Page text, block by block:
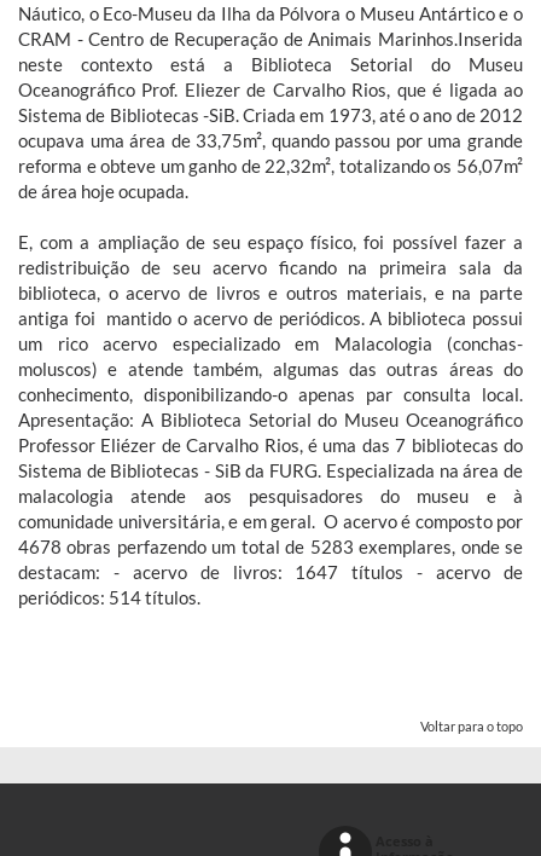
Náutico, o Eco-Museu da Ilha da Pólvora o Museu Antártico e o
CRAM - Centro de Recuperação de Animais Marinhos.Inserida
neste contexto está a Biblioteca Setorial do Museu
Oceanográfico Prof. Eliezer de Carvalho Rios, que é ligada ao
Sistema de Bibliotecas -SiB. Criada em 1973, até o ano de 2012
ocupava uma área de 33,75m², quando passou por uma grande
reforma e obteve um ganho de 22,32m², totalizando os 56,07m²
de área hoje ocupada.
E, com a ampliação de seu espaço físico, foi possível fazer a
redistribuição de seu acervo ficando na primeira sala da
biblioteca, o acervo de livros e outros materiais, e na parte
antiga foi mantido o acervo de periódicos. A biblioteca possui
um rico acervo especializado em Malacologia (conchas-
moluscos) e atende também, algumas das outras áreas do
conhecimento, disponibilizando-o apenas par consulta local.
Apresentação: A Biblioteca Setorial do Museu Oceanográfico
Professor Eliézer de Carvalho Rios, é uma das 7 bibliotecas do
Sistema de Bibliotecas - SiB da FURG. Especializada na área de
malacologia atende aos pesquisadores do museu e à
comunidade universitária, e em geral. O acervo é composto por
4678 obras perfazendo um total de 5283 exemplares, onde se
destacam: - acervo de livros: 1647 títulos - acervo de
periódicos: 514 títulos.
Voltar para o topo